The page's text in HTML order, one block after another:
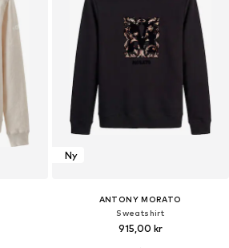
Ny
ANTONY MORATO
Sweatshirt
915,00 kr